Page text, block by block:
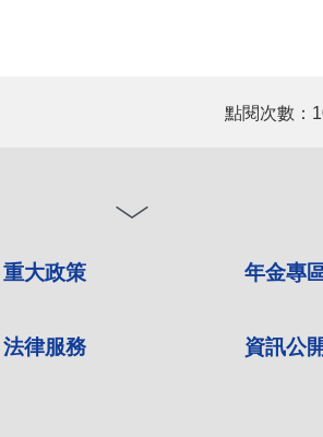
點閱次數：
重大政策 年金專
法律服務 資訊公